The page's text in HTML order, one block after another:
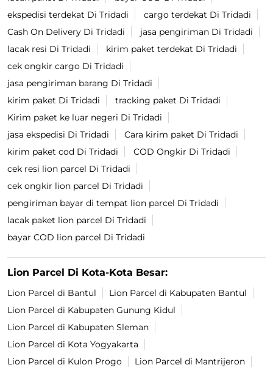
ekspedisi terdekat Di Tridadi
cargo terdekat Di Tridadi
Cash On Delivery Di Tridadi
jasa pengiriman Di Tridadi
lacak resi Di Tridadi
kirim paket terdekat Di Tridadi
cek ongkir cargo Di Tridadi
jasa pengiriman barang Di Tridadi
kirim paket Di Tridadi
tracking paket Di Tridadi
Kirim paket ke luar negeri Di Tridadi
jasa ekspedisi Di Tridadi
Cara kirim paket Di Tridadi
kirim paket cod Di Tridadi
COD Ongkir Di Tridadi
cek resi lion parcel Di Tridadi
cek ongkir lion parcel Di Tridadi
pengiriman bayar di tempat lion parcel Di Tridadi
lacak paket lion parcel Di Tridadi
bayar COD lion parcel Di Tridadi
Lion Parcel Di Kota-Kota Besar:
Lion Parcel di Bantul
Lion Parcel di Kabupaten Bantul
Lion Parcel di Kabupaten Gunung Kidul
Lion Parcel di Kabupaten Sleman
Lion Parcel di Kota Yogyakarta
Lion Parcel di Kulon Progo
Lion Parcel di Mantrijeron